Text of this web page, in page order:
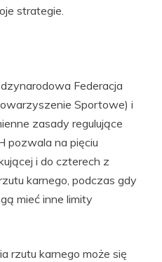
strategie.
Federacja
Sportowe) i
zasady regulujące
pozwala na pięciu
i do czterech z
karnego, podczas gdy
mieć inne limity
rzutu karnego może się